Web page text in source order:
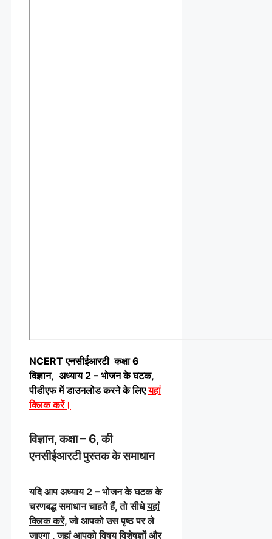
NCERT एनसीईआरटी कक्षा 6
विज्ञान, अध्याय 2 – भोजन के घटक,
पीडीएफ में डाउनलोड करने के लिएयहां
क्लिक करें।
विज्ञान, कक्षा – 6, की
एनसीईआरटी पुस्तक के समाधान
यदि आप अध्याय 2 – भोजन के घटक के
चरणबद्ध समाधान चाहते हैं, तो सीधेयहां
क्लिक करें, जो आपको उस पृष्ठ पर ले
जाएगा , जहां आपको विषय विशेषज्ञों और